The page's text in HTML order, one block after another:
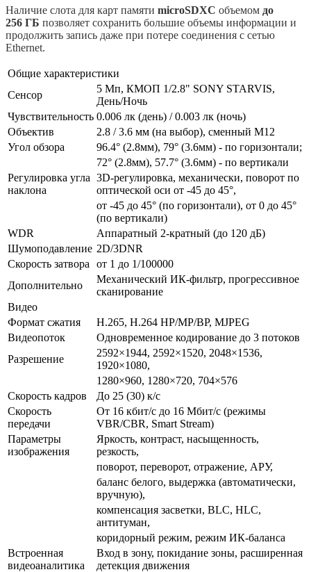
Наличие слота для карт памяти microSDXC объемом до
256 ГБ позволяет сохранить большие объемы информации и
продолжить запись даже при потере соединения с сетью
Ethernet.
Общие характеристики
Сенсор
5 Мп, КМОП 1/2.8" SONY STARVIS,
День/Ночь
Чувствительность 0.006 лк (день) / 0.003 лк (ночь)
Объектив
2.8 / 3.6 мм (на выбор), сменный M12
Угол обзора
96.4° (2.8мм), 79° (3.6мм) - по горизонтали;
72° (2.8мм), 57.7° (3.6мм) - по вертикали
Регулировка угла
наклона
3D-регулировка, механически, поворот по
оптической оси от -45 до 45°,
от -45 до 45° (по горизонтали), от 0 до 45°
(по вертикали)
WDR
Аппаратный 2-кратный (до 120 дБ)
Шумоподавление 2D/3DNR
Скорость затвора
от 1 до 1/100000
Дополнительно
Механический ИК-фильтр, прогрессивное
сканирование
Видео
Формат сжатия
H.265, H.264 HP/MP/BP, MJPEG
Видеопоток
Одновременное кодирование до 3 потоков
Разрешение
2592×1944, 2592×1520, 2048×1536,
1920×1080,
1280×960, 1280×720, 704×576
Скорость кадров
До 25 (30) к/с
Скорость
передачи
От 16 кбит/с до 16 Мбит/с (режимы
VBR/CBR, Smart Stream)
Параметры
изображения
Яркость, контраст, насыщенность,
резкость,
поворот, переворот, отражение, АРУ,
баланс белого, выдержка (автоматически,
вручную),
компенсация засветки, BLC, HLC,
антитуман,
коридорный режим, режим ИК-баланса
Встроенная
видеоаналитика
Вход в зону, покидание зоны, расширенная
детекция движения